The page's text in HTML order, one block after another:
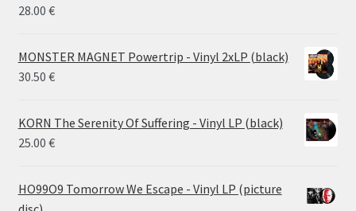
28.00 €
MONSTER MAGNET Powertrip - Vinyl 2xLP (black)
30.50 €
KORN The Serenity Of Suffering - Vinyl LP (black)
25.00 €
HO99O9 Tomorrow We Escape - Vinyl LP (picture